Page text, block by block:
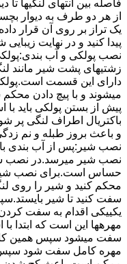
فاصله بین انتهای لنگیها تا
از هر دو طرف به دیوار
یک تراز بر روی آن قرار
پیدا کنید و در نهایت
نصب پولکی و آب
زشتیهای پشت شیر مانند
دارای این قسمت
میشوند و با پیچ دادن محکم
پیش از بستن پولکی باید
باکتریال اطراف لنگی پر
و باعث بروز طبله و نم
نصب شیر:پس از آب بندی
نصب شیر میرسد.در نصب
حساس است.برای نصب شیر
محکم کنید و شیر را روی
سفت کنید تا شیر
یکییکی اقدام به سفت
مهرهها این است که ابتدا
سفت میشود سپس همین کار
مهره کامل سفت شود سپس